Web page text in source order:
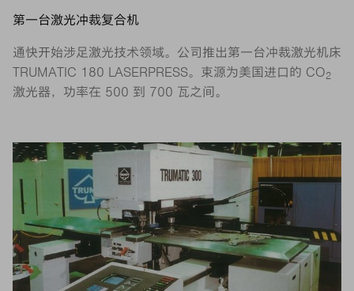
第一台激光冲裁复合机
通快开始涉足激光技术领域。公司推出第一台冲裁激光机床
TRUMATIC 180 LASERPRESS。束源为美国进口的 CO2
激光器，功率在 500 到 700 瓦之间。